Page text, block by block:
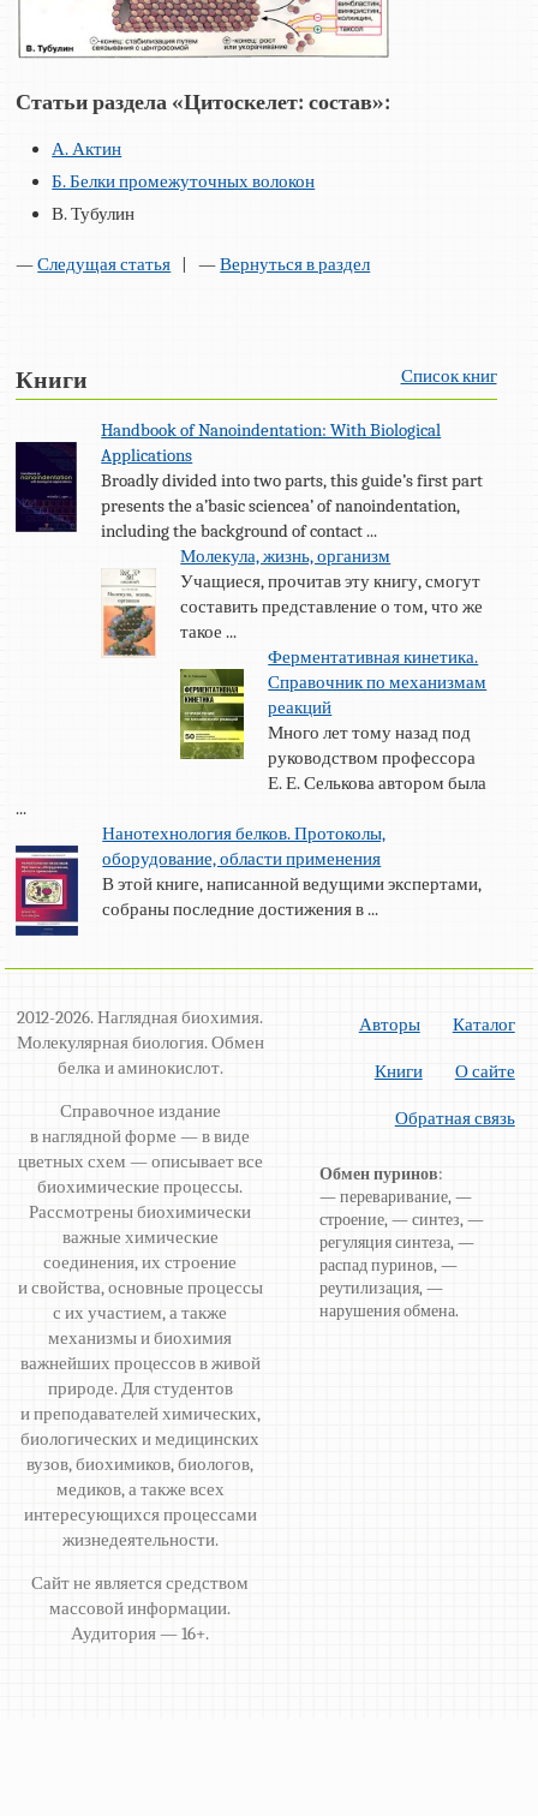
Статьи раздела «Цитоскелет: состав»:
А. Актин
Б. Белки промежуточных волокон
В. Тубулин
—Следущая статья | —Вернуться в раздел
Книги Список книг
Handbook of Nanoindentation: With Biological
Applications
Broadly divided into two parts, this guide’s first part
presents the a’basic sciencea’ of nanoindentation,
including the background of contact ...
Молекула, жизнь, организм
Учащиеся, прочитав эту книгу, смогут
составить представление о том, что же
такое ...
Ферментативная кинетика.
Справочник по механизмам
реакций
Много лет тому назад под
руководством профессора
Е. Е. Селькова автором была
...
Нанотехнология белков. Протоколы,
оборудование, области применения
В этой книге, написанной ведущими экспертами,
собраны последние достижения в ...
2012-2026. Наглядная биохимия.
Молекулярная биология. Обмен
белка и аминокислот.
Справочное издание
в наглядной форме — в виде
цветных схем — описывает все
биохимические процессы.
Рассмотрены биохимически
важные химические
соединения, их строение
и свойства, основные процессы
с их участием, а также
механизмы и биохимия
важнейших процессов в живой
природе. Для студентов
и преподавателей химических,
биологических и медицинских
вузов, биохимиков, биологов,
медиков, а также всех
интересующихся процессами
жизнедеятельности.
Сайт не является средством
массовой информации.
Аудитория — 16+.
Авторы Каталог
Книги О сайте
Обратная связь
Обмен пуринов:
— переваривание, —
строение, — синтез, —
регуляция синтеза, —
распад пуринов, —
реутилизация, —
нарушения обмена.